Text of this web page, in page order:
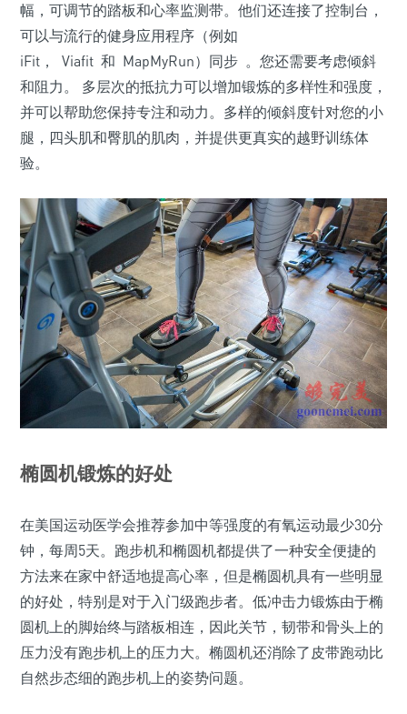
幅，可调节的踏板和心率监测带。他们还连接了控制台，
可以与流行的健身应用程序（例如
iFit， Viafit 和 MapMyRun）同步 。您还需要考虑倾斜
和阻力。 多层次的抵抗力可以增加锻炼的多样性和强度，
并可以帮助您保持专注和动力。多样的倾斜度针对您的小
腿，四头肌和臀肌的肌肉，并提供更真实的越野训练体
验。
椭圆机锻炼的好处
在美国运动医学会推荐参加中等强度的有氧运动最少30分
钟，每周5天。跑步机和椭圆机都提供了一种安全便捷的
方法来在家中舒适地提高心率，但是椭圆机具有一些明显
的好处，特别是对于入门级跑步者。低冲击力锻炼由于椭
圆机上的脚始终与踏板相连，因此关节，韧带和骨头上的
压力没有跑步机上的压力大。椭圆机还消除了皮带跑动比
自然步态细的跑步机上的姿势问题。